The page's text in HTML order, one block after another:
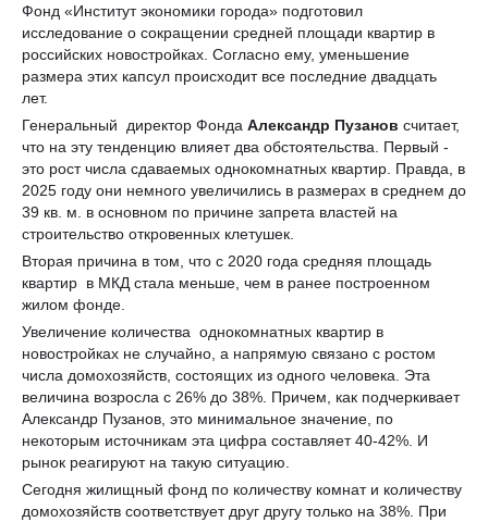
Фонд «Институт экономики города» подготовил
исследование о сокращении средней площади квартир в
российских новостройках. Согласно ему, уменьшение
размера этих капсул происходит все последние двадцать
лет.
Генеральный директор Фонда Александр Пузанов считает,
что на эту тенденцию влияет два обстоятельства. Первый -
это рост числа сдаваемых однокомнатных квартир. Правда, в
2025 году они немного увеличились в размерах в среднем до
39 кв. м. в основном по причине запрета властей на
строительство откровенных клетушек.
Вторая причина в том, что с 2020 года средняя площадь
квартир в МКД стала меньше, чем в ранее построенном
жилом фонде.
Увеличение количества однокомнатных квартир в
новостройках не случайно, а напрямую связано с ростом
числа домохозяйств, состоящих из одного человека. Эта
величина возросла с 26% до 38%. Причем, как подчеркивает
Александр Пузанов, это минимальное значение, по
некоторым источникам эта цифра составляет 40-42%. И
рынок реагируют на такую ситуацию.
Сегодня жилищный фонд по количеству комнат и количеству
домохозяйств соответствует друг другу только на 38%. При